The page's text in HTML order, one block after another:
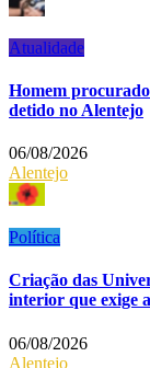
Atualidade
Homem
detido no Alentejo
06/08/2026
Alentejo
Política
Criação das
interior que exige
06/08/2026
Alentejo